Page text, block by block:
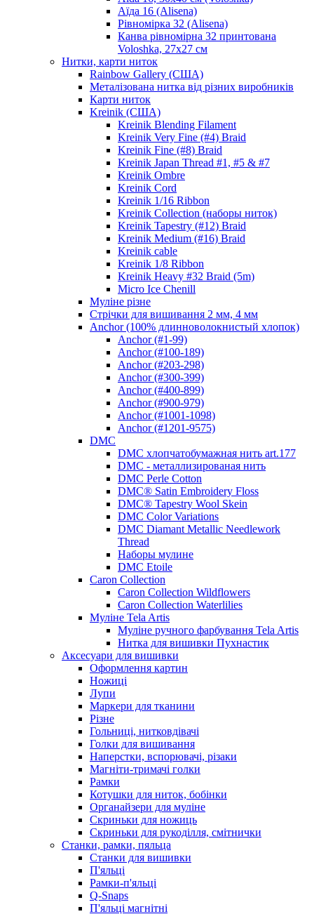
Аїда 16 (Alisena)
Рівномірка 32 (Alisena)
Канва рівномірна 32 принтована
Voloshka, 27х27 см
Нитки, карти ниток
Rainbow Gallery (США)
Металізована нитка від різних виробників
Карти ниток
Kreinik (США)
Kreinik Blending Filament
Kreinik Very Fine (#4) Braid
Kreinik Fine (#8) Braid
Kreinik Japan Thread #1, #5 & #7
Kreinik Ombre
Kreinik Cord
Kreinik 1/16 Ribbon
Kreinik Collection (наборы ниток)
Kreinik Tapestry (#12) Braid
Kreinik Medium (#16) Braid
Kreinik cable
Kreinik 1/8 Ribbon
Kreinik Heavy #32 Braid (5m)
Micro Ice Chenill
Муліне різне
Стрічки для вишивання 2 мм, 4 мм
Anchor (100% длинноволокнистый хлопок)
Anchor (#1-99)
Anchor (#100-189)
Anchor (#203-298)
Anchor (#300-399)
Anchor (#400-899)
Anchor (#900-979)
Anchor (#1001-1098)
Anchor (#1201-9575)
DMC
DMC хлопчатобумажная нить art.177
DMC - металлизированая нить
DMC Perle Cotton
DMC® Satin Embroidery Floss
DMC® Tapestry Wool Skein
DMC Color Variations
DMC Diamant Metallic Needlework
Thread
Наборы мулине
DMC Etoile
Caron Collection
Caron Collection Wildflowers
Caron Collection Waterlilies
Муліне Tela Artis
Муліне ручного фарбування Tela Artis
Нитка для вишивки Пухнастик
Аксесуари для вишивки
Оформлення картин
Ножиці
Лупи
Маркери для тканини
Різне
Гольниці, нитковдівачі
Голки для вишивання
Наперстки, вспорювачі, різаки
Магніти-тримачі голки
Рамки
Котушки для ниток, бобінки
Органайзери для муліне
Скриньки для ножиць
Скриньки для рукоділля, смітнички
Станки, рамки, пяльца
Станки для вишивки
П'яльці
Рамки-п'яльці
Q-Snaps
П'яльці магнітні